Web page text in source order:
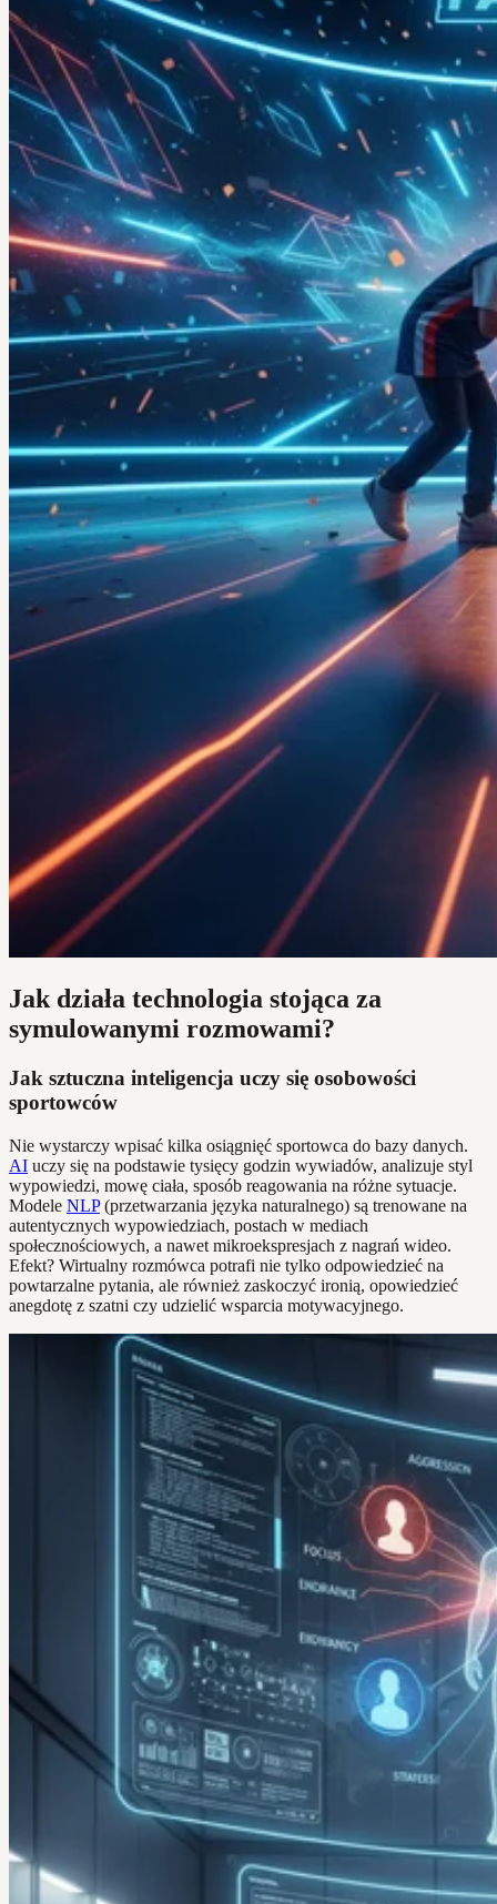
Jak działa technologia stojąca za
symulowanymi rozmowami?
Jak sztuczna inteligencja uczy się osobowości
sportowców
Nie wystarczy wpisać kilka osiągnięć sportowca do bazy danych.
AI uczy się na podstawie tysięcy godzin wywiadów, analizuje styl
wypowiedzi, mowę ciała, sposób reagowania na różne sytuacje.
Modele NLP(przetwarzania języka naturalnego) są trenowane na
autentycznych wypowiedziach, postach w mediach
społecznościowych, a nawet mikroekspresjach z nagrań wideo.
Efekt? Wirtualny rozmówca potrafi nie tylko odpowiedzieć na
powtarzalne pytania, ale również zaskoczyć ironią, opowiedzieć
anegdotę z szatni czy udzielić wsparcia motywacyjnego.